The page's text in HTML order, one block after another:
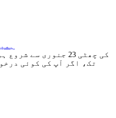
ہمیں
تک، اگر آپ کی کوئی